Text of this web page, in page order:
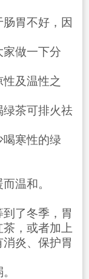
胃不好，因
做一下分
及温性之
茶可排火祛
寒性的绿
温和。
了冬季，胃
，或者加上
炎、保护胃